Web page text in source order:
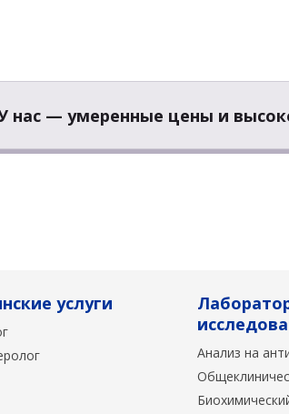
нас — умеренные цены и
услуги
Анализ на